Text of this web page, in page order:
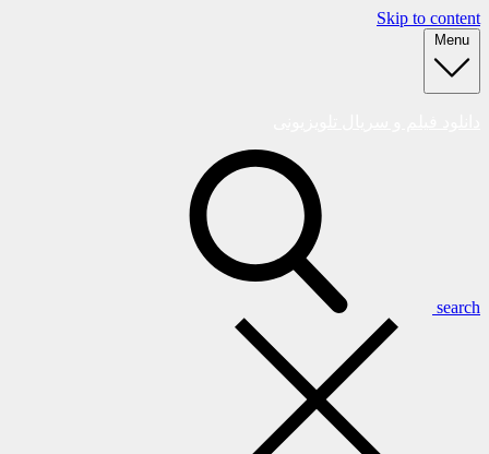
Skip to content
Menu
search